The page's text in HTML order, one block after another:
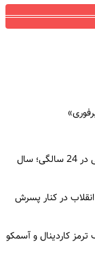
سفر به گذشته؛ گوگوش با تیپ و استایل افغانستانی در 24 سالگی؛ سال
در کنار پسرش
کاردینال و آسمکو